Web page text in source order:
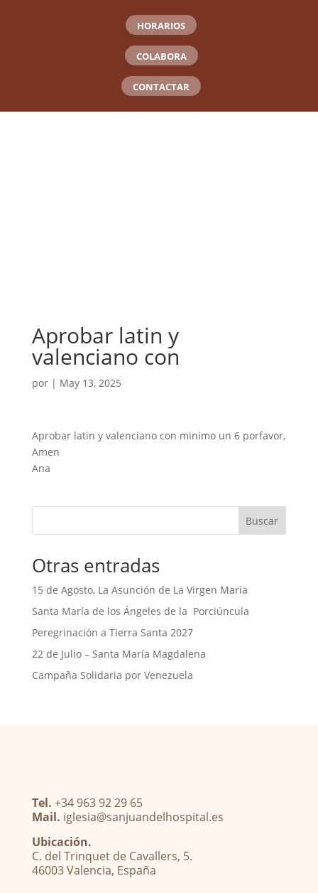
HORARIOS
COLABORA
CONTACTAR
Aprobar latin y
valenciano con
por | May 13, 2025
Aprobar latin y valenciano con minimo un 6 porfavor,
Amen
Ana
Buscar
Otras entradas
15 de Agosto, La Asunción de La Virgen María
Santa María de los Ángeles de la Porciúncula
Peregrinación a Tierra Santa 2027
22 de Julio – Santa María Magdalena
Campaña Solidaria por Venezuela
Tel. +34 963 92 29 65
Mail. iglesia@sanjuandelhospital.es
Ubicación.
C. del Trinquet de Cavallers, 5.
46003 Valencia, España